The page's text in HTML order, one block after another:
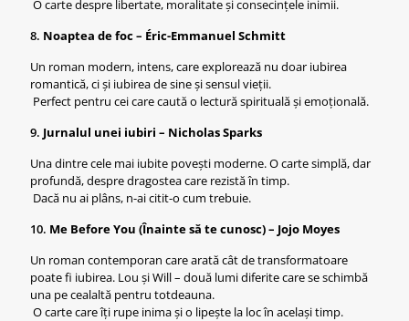
O carte despre libertate, moralitate și consecințele inimii.
8. Noaptea de foc – Éric-Emmanuel Schmitt
Un roman modern, intens, care explorează nu doar iubirea
romantică, ci și iubirea de sine și sensul vieții.
Perfect pentru cei care caută o lectură spirituală și emoțională.
9. Jurnalul unei iubiri – Nicholas Sparks
Una dintre cele mai iubite povești moderne. O carte simplă, dar
profundă, despre dragostea care rezistă în timp.
Dacă nu ai plâns, n-ai citit-o cum trebuie.
10. Me Before You (Înainte să te cunosc) – Jojo Moyes
Un roman contemporan care arată cât de transformatoare
poate fi iubirea. Lou și Will – două lumi diferite care se schimbă
una pe cealaltă pentru totdeauna.
O carte care îți rupe inima și o lipește la loc în același timp.